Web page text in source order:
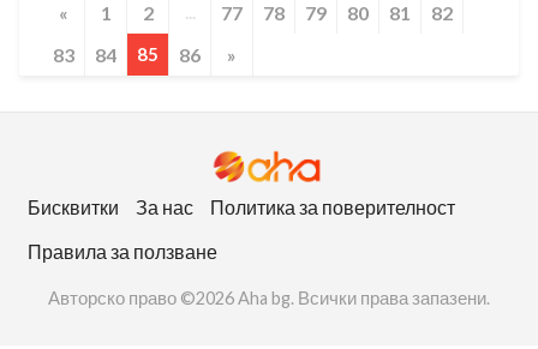
« 1 2 ... 77 78 79 80 81
82
83
84 85 86 »
Бисквитки За нас
Политика за поверителност
Правила за ползване
Авторско право ©2026 Aha bg. Всички права запазени.